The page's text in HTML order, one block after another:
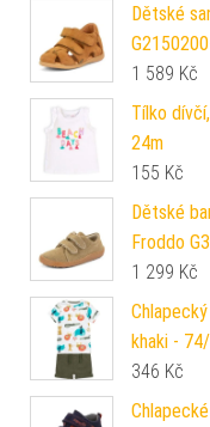
Dětské
1 589 Kč
Tílko
24m
155 Kč
Dětské
Froddo
1 299 Kč
khaki -
346 Kč